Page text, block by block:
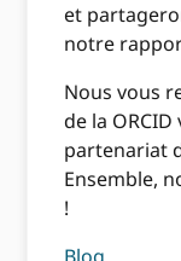
et
notre
Nous vous
de la
partenariat
Ensemble,
!